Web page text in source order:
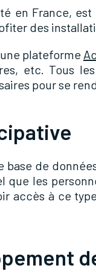
en France,
des
plateforme
etc. Tous
pour se
de
que les
accès à ce